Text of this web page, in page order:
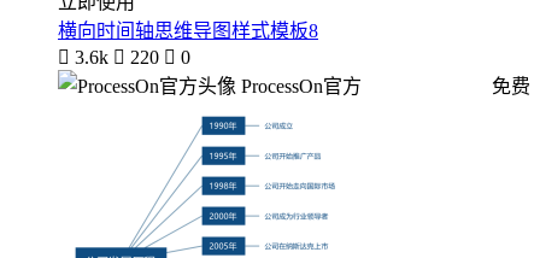
横向时间轴思维导图样式模板8
 3.6k  220  0
ProcessOn官方
免费